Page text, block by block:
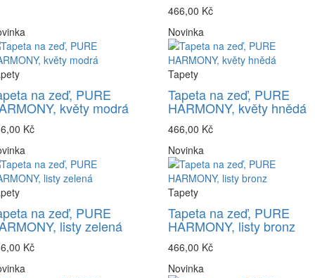
466,00 Kč
na zeď, PURE
květy modrá
Kč
Novinka
Tapety
Tapeta na zeď, PURE
HARMONY, květy hnědá
466,00 Kč
na zeď, PURE
listy zelená
Kč
Novinka
Tapety
Tapeta na zeď, PURE
HARMONY, listy bronz
466,00 Kč
Novinka